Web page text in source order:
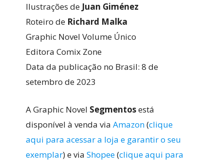
Ilustrações de Juan Giménez
Roteiro de Richard Malka
Graphic Novel Volume Único
Editora Comix Zone
Data da publicação no Brasil: 8 de
setembro de 2023
A Graphic Novel Segmentosestá
disponível à venda via Amazon(clique
aqui para acessar a loja e garantir o seu
exemplar) e via Shopee(clique aqui para